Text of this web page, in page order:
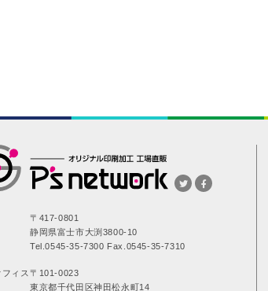
〒417-0801
静岡県富士市大渕3800-10
Tel.0545-35-7300 Fax.0545-35-7310
ィス 〒101-0023
東京都千代田区神田松永町14